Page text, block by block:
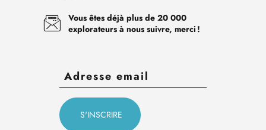
Vous êtes déjà plus de 20 000
explorateurs à nous suivre, merci !